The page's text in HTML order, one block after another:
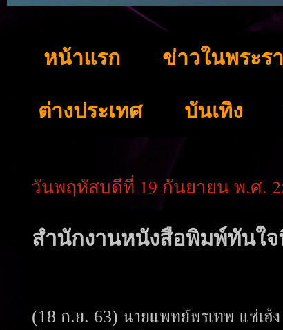
หน้าแรก ข่าวในพระร
ต่างประเทศ บันเทิง
วันพฤหัสบดีที่ 19 กันยายน พ.ศ.
สำนักงานหนังสือพิมพ์ทันใ
(18 ก.ย. 63) นายแพทย์พรเทพ แซ่เฮ้ง